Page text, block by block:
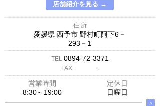
店舗紹介を見る →
住 所
愛媛県 西予市 野村町阿下6－
293－1
TEL 0894-72-3371
FAX ─────
営業時間
定休日
8:30～19:00
日曜日
∧